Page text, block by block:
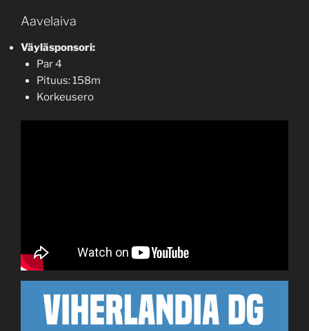
Aavelaiva
Väyläsponsori:
Par 4
Pituus: 158m
Korkeusero